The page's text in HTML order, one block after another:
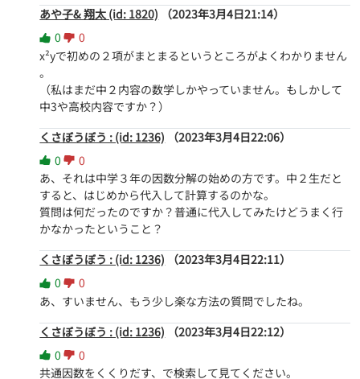
あや子& 翔太 (id: 1820)
（2023年3月4日21:14）
0
0
x²yで初めの２項がまとまるというところがよくわかりません
。
（私はまだ中２内容の数学しかやっていません。もしかして
中3や高校内容ですか？）
くさぼうぼう : (id: 1236)
（2023年3月4日22:06）
0
0
あ、それは中学３年の因数分解の始めの方です。中２生だと
すると、はじめから代入して計算するのかな。
質問は何だったのですか？普通に代入してみたけどうまく行
かなかったということ？
くさぼうぼう : (id: 1236)
（2023年3月4日22:11）
0
0
あ、すいません、もう少し楽な方法の質問でしたね。
くさぼうぼう : (id: 1236)
（2023年3月4日22:12）
0
0
共通因数をくくりだす、で検索して見てください。